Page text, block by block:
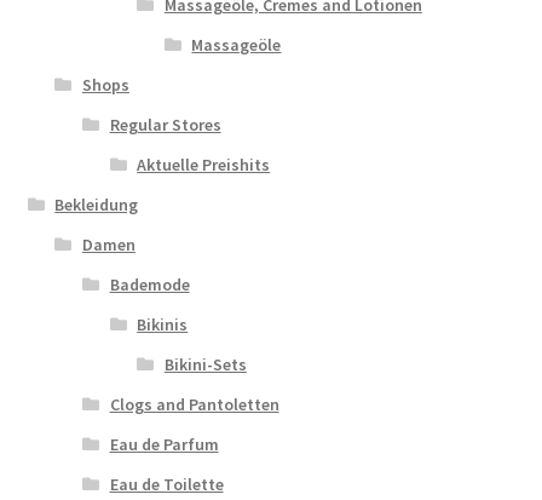
Massageöle, Cremes and Lotionen
Massageöle
Shops
Regular Stores
Aktuelle Preishits
Bekleidung
Damen
Bademode
Bikinis
Bikini-Sets
Clogs and Pantoletten
Eau de Parfum
Eau de Toilette